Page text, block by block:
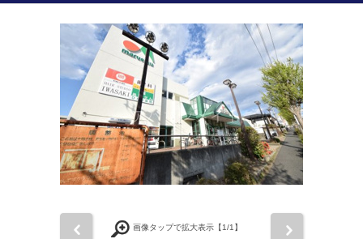
画像タップで拡大表示【1/1】